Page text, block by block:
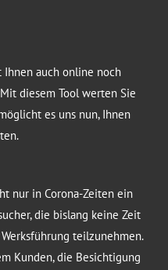
auch online noch
diesem Tool werten Sie
es uns nun, Ihnen
nur in Corona-Zeiten ein
die bislang keine Zeit
teilzunehmen.
Kunden, die Besichtigung